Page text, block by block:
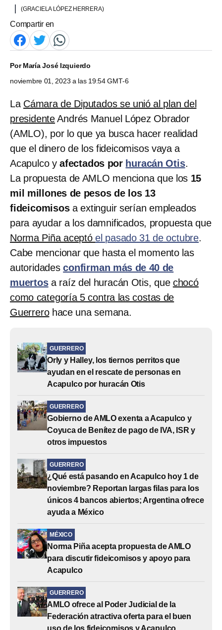
(GRACIELA LÓPEZ HERRERA)
Compartir en
PorMaría José Izquierdo
noviembre 01, 2023 a las 19:54 GMT-6
La Cámara de Diputados se unió al plan del
presidenteAndrés Manuel López Obrador
(AMLO), por lo que ya busca hacer realidad
que el dinero de los fideicomisos vaya a
Acapulco yafectados por huracán Otis.
La propuesta de AMLO menciona que los 15
mil millones de pesos de los 13
fideicomisosa extinguir serían empleados
para ayudar a los damnificados, propuesta que
Norma Piña aceptóel pasado 31 de octubre.
Cabe mencionar que hasta el momento las
autoridadesconfirman más de 40 de
muertosa raíz del huracán Otis, que chocó
como categoría 5 contra las costas de
Guerrerohace una semana.
GUERRERO
Orly y Halley, los tiernos perritos que
ayudan en el rescate de personas en
Acapulco por huracán Otis
GUERRERO
Gobierno de AMLO exenta a Acapulco y
Coyuca de Benítez de pago de IVA, ISR y
otros impuestos
GUERRERO
¿Qué está pasando en Acapulco hoy 1 de
noviembre? Reportan largas filas para los
únicos 4 bancos abiertos; Argentina ofrece
ayuda a México
MÉXICO
Norma Piña acepta propuesta de AMLO
para discutir fideicomisos y apoyo para
Acapulco
GUERRERO
AMLO ofrece al Poder Judicial de la
Federación atractiva oferta para el buen
uso de los fideicomisos y Acapulco